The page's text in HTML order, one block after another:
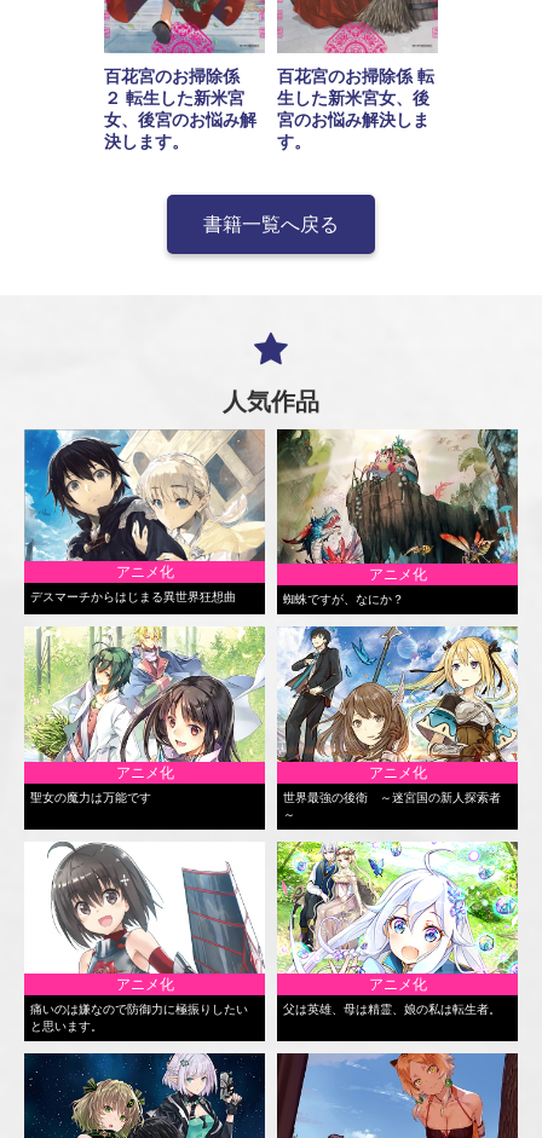
百花宮のお掃除係
２ 転生した新米宮
女、後宮のお悩み解
決します。
百花宮のお掃除係 転
生した新米宮女、後
宮のお悩み解決しま
す。
書籍一覧へ戻る
人気作品
アニメ化
デスマーチからはじまる異世界狂想曲
アニメ化
蜘蛛ですが、なにか？
アニメ化
聖女の魔力は万能です
アニメ化
世界最強の後衛 ～迷宮国の新人探索者
～
アニメ化
痛いのは嫌なので防御力に極振りしたい
と思います。
アニメ化
父は英雄、母は精霊、娘の私は転生者。